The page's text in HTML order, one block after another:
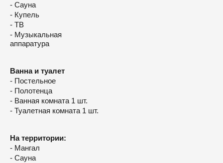
- Сауна
- Купель
- ТВ
- Музыкальная
аппаратура
Ванна и туалет
- Постельное
- Полотенца
- Ванная комната 1 шт.
- Туалетная комната 1 шт.
На территории:
- Мангал
- Сауна